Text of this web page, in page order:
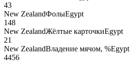
43
New ZealandФолыEgypt
148
New ZealandЖёлтые карточкиEgypt
21
New ZealandВладение мячом, %Egypt
4456